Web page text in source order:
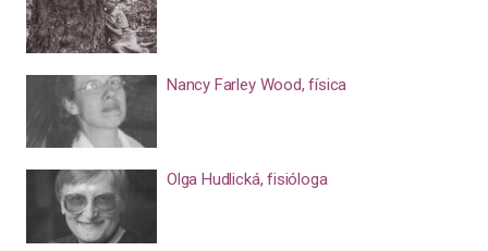
Nancy Farley Wood, física
Olga Hudlická, fisióloga